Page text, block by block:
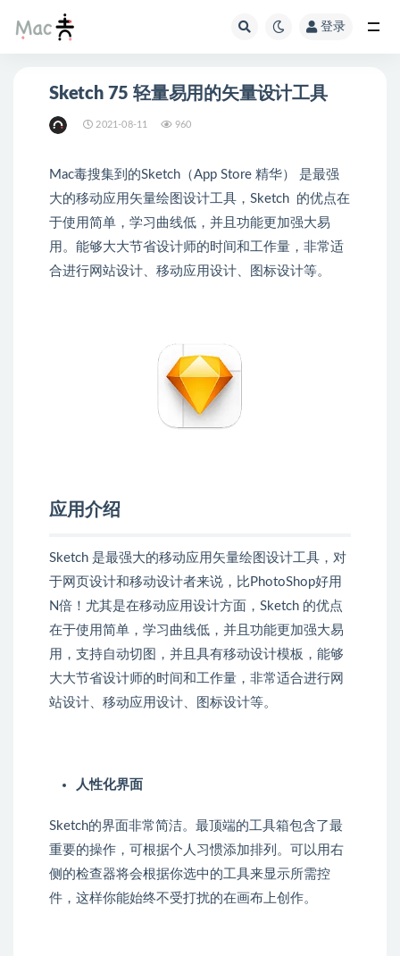
登录
Sketch 75 轻量易用的矢量设计工具
2021-08-11 960
Mac毒搜集到的Sketch（App Store 精华） 是最强
大的移动应用矢量绘图设计工具，Sketch 的优点在
于使用简单，学习曲线低，并且功能更加强大易
用。能够大大节省设计师的时间和工作量，非常适
合进行网站设计、移动应用设计、图标设计等。
应用介绍
Sketch 是最强大的移动应用矢量绘图设计工具，对
于网页设计和移动设计者来说，比PhotoShop好用
N倍！尤其是在移动应用设计方面，Sketch 的优点
在于使用简单，学习曲线低，并且功能更加强大易
用，支持自动切图，并且具有移动设计模板，能够
大大节省设计师的时间和工作量，非常适合进行网
站设计、移动应用设计、图标设计等。
人性化界面
Sketch的界面非常简洁。最顶端的工具箱包含了最
重要的操作，可根据个人习惯添加排列。可以用右
侧的检查器将会根据你选中的工具来显示所需控
件，这样你能始终不受打扰的在画布上创作。